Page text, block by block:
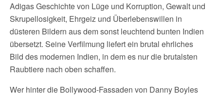
Adigas Geschichte von Lüge und Korruption, Gewalt und
Skrupellosigkeit, Ehrgeiz und Überlebenswillen in
düsteren Bildern aus dem sonst leuchtend bunten Indien
übersetzt. Seine Verfilmung liefert ein brutal ehrliches
Bild des modernen Indien, in dem es nur die brutalsten
Raubtiere nach oben schaffen.
Wer hinter die Bollywood-Fassaden von Danny Boyles